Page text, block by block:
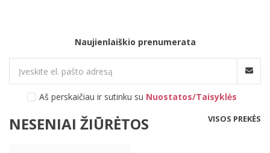
Naujienlaiškio prenumerata
Aš perskaičiau ir sutinku su Nuostatos/Taisyklės
NESENIAI ŽIŪRĖTOS VISOS PREKĖS